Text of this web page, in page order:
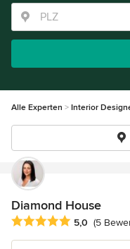
Alle Experten Interior
Diamond House
Durchschnittliche
5,0 (5